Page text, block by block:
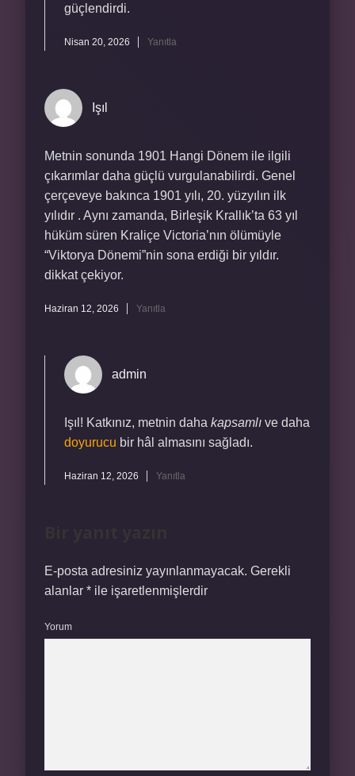
güçlendirdi.
Nisan 20, 2026 Yanıtla
Işıl
Metnin sonunda 1901 Hangi Dönem ile ilgili
çıkarımlar daha güçlü vurgulanabilirdi. Genel
çerçeveye bakınca 1901 yılı, 20. yüzyılın ilk
yılıdır . Aynı zamanda, Birleşik Krallık’ta 63 yıl
hüküm süren Kraliçe Victoria’nın ölümüyle
“Viktorya Dönemi”nin sona erdiği bir yıldır.
dikkat çekiyor.
Haziran 12, 2026 Yanıtla
admin
Işıl! Katkınız, metnin daha kapsamlı ve daha
doyurucu bir hâl almasını sağladı.
Haziran 12, 2026 Yanıtla
E-posta adresiniz yayınlanmayacak. Gerekli
alanlar * ile işaretlenmişlerdir
Yorum